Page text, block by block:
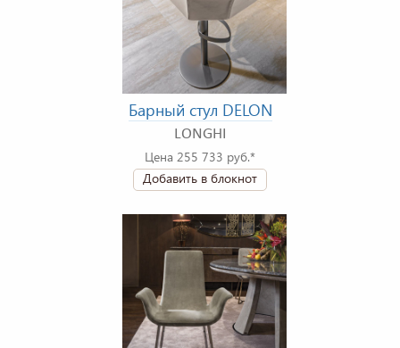
Барный стул DELON
LONGHI
Цена 255 733 руб.*
Добавить в блокнот